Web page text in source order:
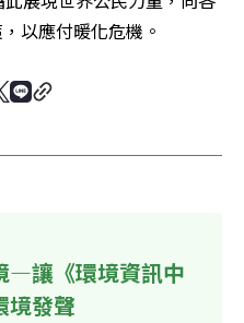
以應付暖化危機。
—讓《環境資訊中
境發聲